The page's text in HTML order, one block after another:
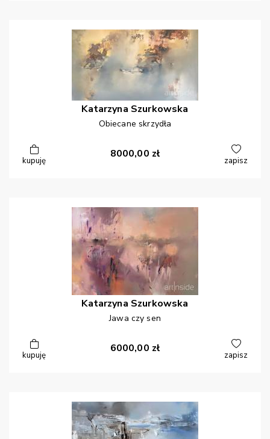
Katarzyna Szurkowska
Obiecane skrzydła
kupuję
8000,00 zł
zapisz
Katarzyna Szurkowska
Jawa czy sen
kupuję
6000,00 zł
zapisz